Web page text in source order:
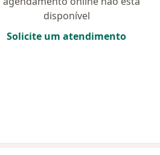
disponível
Solicite um atendimento